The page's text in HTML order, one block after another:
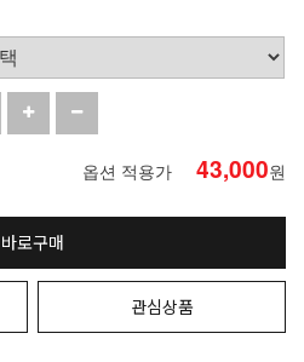
옵션 적용가 43,000원
바로구매
관심상품